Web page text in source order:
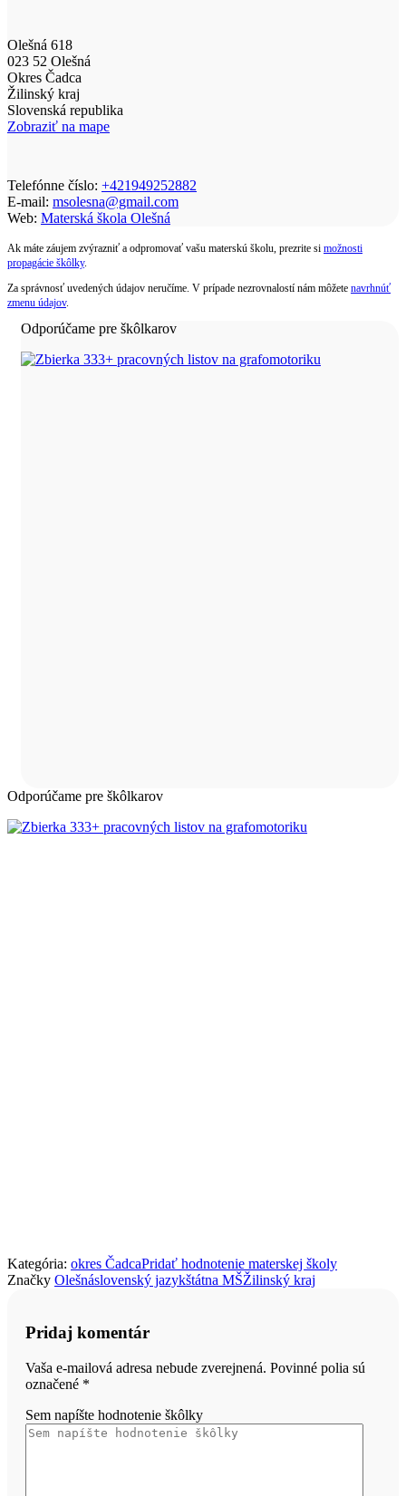
Olešná 618
023 52 Olešná
Okres Čadca
Žilinský kraj
Slovenská republika
Zobraziť na mape
Telefónne číslo: +421949252882
E-mail: msolesna@gmail.com
Web: Materská škola Olešná
Ak máte záujem zvýrazniť a odpromovať vašu materskú školu, prezrite si možnosti
propagácie škôlky.
Za správnosť uvedených údajov neručíme. V prípade nezrovnalostí nám môžete navrhnúť
zmenu údajov.
Odporúčame pre škôlkarov
Odporúčame pre škôlkarov
Kategória: okres ČadcaPridať hodnotenie materskej školy
Značky Olešnáslovenský jazykštátna MŠŽilinský kraj
Pridaj komentár
Vaša e-mailová adresa nebude zverejnená. Povinné polia sú
označené *
Sem napíšte hodnotenie škôlky